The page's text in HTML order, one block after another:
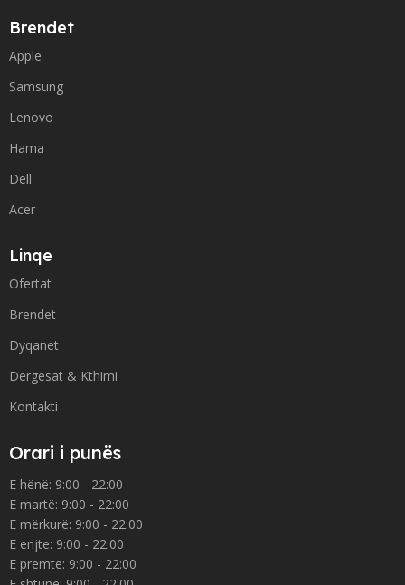
Brendet
Apple
Samsung
Lenovo
Hama
Dell
Acer
Linqe
Ofertat
Brendet
Dyqanet
Dergesat & Kthimi
Kontakti
Orari i punës
E hënë: 9:00 - 22:00
E martë: 9:00 - 22:00
E mërkurë: 9:00 - 22:00
E enjte: 9:00 - 22:00
E premte: 9:00 - 22:00